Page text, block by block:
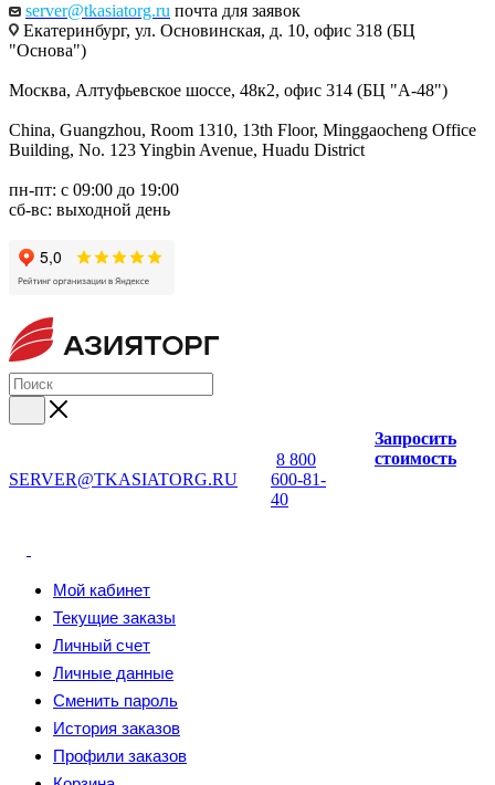
server@tkasiatorg.ru почта для заявок
Екатеринбург, ул. Основинская, д. 10, офис 318 (БЦ
"Основа")
Москва, Алтуфьевское шоссе, 48к2, офис 314 (БЦ "А-48")
China, Guangzhou, Room 1310, 13th Floor, Minggaocheng Office
Building, No. 123 Yingbin Avenue, Huadu District
пн-пт: с 09:00 до 19:00
сб-вс: выходной день
SERVER@TKASIATORG.RU
8 800
600-81-
40
Запросить
стоимость
Мой кабинет
Текущие заказы
Личный счет
Личные данные
Сменить пароль
История заказов
Профили заказов